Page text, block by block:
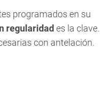
programados en su
regularidad es la clave.
con antelación.